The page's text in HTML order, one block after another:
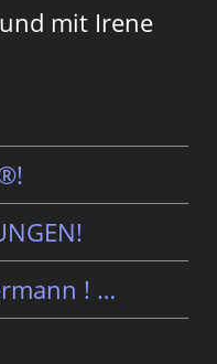
mit Irene
! …